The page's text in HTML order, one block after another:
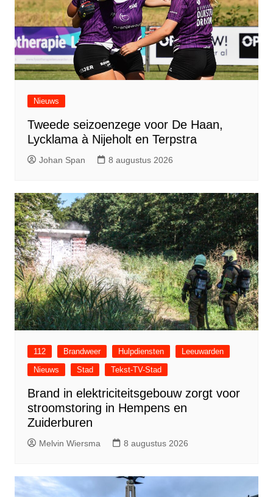
Nieuws
Tweede seizoenzege voor De Haan,
Lycklama à Nijeholt en Terpstra
Johan Span 8 augustus 2026
112 Brandweer Hulpdiensten
Leeuwarden
Nieuws
Stad Tekst-TV-Stad
Brand in elektriciteitsgebouw zorgt voor
stroomstoring in Hempens en
Zuiderburen
Melvin Wiersma 8 augustus 2026